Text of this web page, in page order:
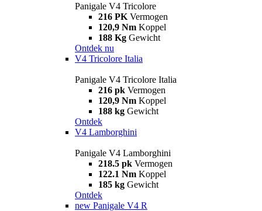
Panigale V4 Tricolore
216 PK Vermogen
120,9 Nm Koppel
188 Kg Gewicht
Ontdek nu
V4 Tricolore Italia
Panigale V4 Tricolore Italia
216 pk Vermogen
120,9 Nm Koppel
188 kg Gewicht
Ontdek
V4 Lamborghini
Panigale V4 Lamborghini
218.5 pk Vermogen
122.1 Nm Koppel
185 kg Gewicht
Ontdek
new Panigale V4 R